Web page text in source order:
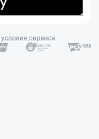
условия сервиса